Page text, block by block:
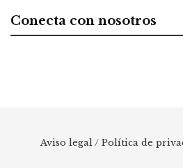
Conecta con nosotros
Aviso legal / Política de